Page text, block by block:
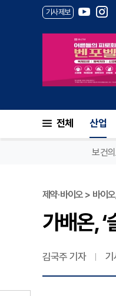
기사제보
전체 산업
보건
제약·바이오 > 바이
가배온,
김국주 기자 기